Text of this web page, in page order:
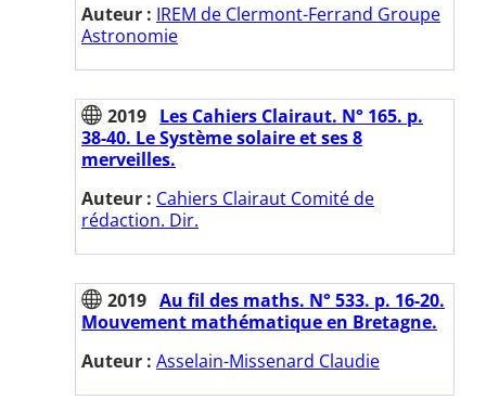
Auteur : IREM de Clermont-Ferrand Groupe
Astronomie
2019 Les Cahiers Clairaut. N° 165. p.
38-40. Le Système solaire et ses 8
merveilles.
Auteur : Cahiers Clairaut Comité de
rédaction. Dir.
2019 Au fil des maths. N° 533. p. 16-20.
Mouvement mathématique en Bretagne.
Auteur : Asselain-Missenard Claudie